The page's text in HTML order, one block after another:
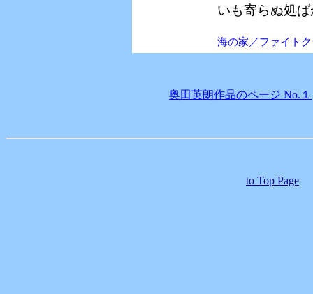
いも寄らぬ処
海の家／ファイト
奥田英朗作品のページ No.１
to Top Page